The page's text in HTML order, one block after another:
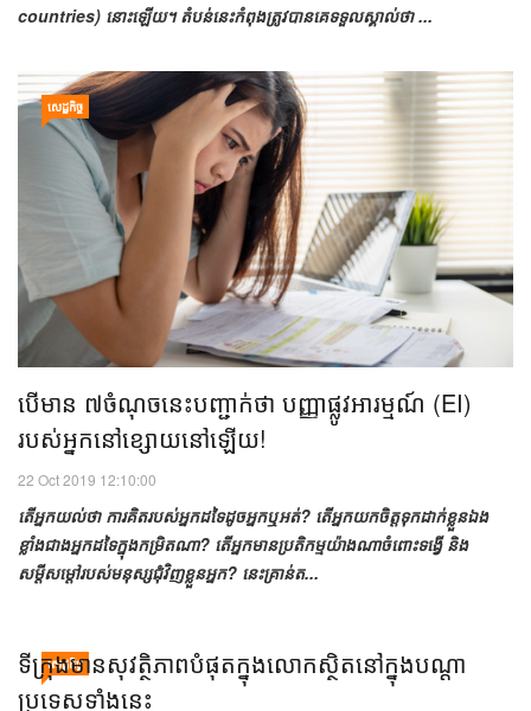
countries) នោះឡើយ។ តំបន់នេះកំពុងត្រូវបានគេទទួលស្គាល់ថា ...
សេដ្ឋកិច្ច
បើមាន ៧ចំណុច​នេះ​បញ្ជាក់ថា បញ្ញាផ្លូវអារម្មណ៍ (EI)
របស់​អ្នក​នៅ​ខ្សោយនៅឡើយ!
22 Oct 2019 12:10:00
តើអ្នកយល់ថា ការគិតរបស់អ្នកដទៃដូចអ្នកឬអត់? តើអ្នកយកចិត្តទុកដាក់ខ្លួនឯង
ខ្លាំងជាងអ្នកដទៃក្នុងកម្រិតណា? តើអ្នកមានប្រតិកម្មយ៉ាងណាចំពោះទង្វើ និង
សម្តីសម្តៅរបស់មនុស្សជុំវិញខ្លួនអ្នក? នេះគ្រាន់ត...
សេដ្ឋកិច្ច
ទីក្រុង​មាន​សុវត្ថិភាព​បំផុត​​ក្នុង​លោក​ស្ថិត​នៅ​ក្នុង​បណ្ដា​
ប្រទេស​ទាំង​នេះ